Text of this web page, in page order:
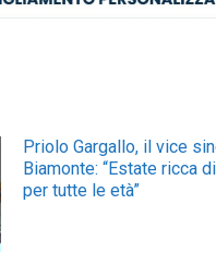
Priolo Gargallo, il vice
Biamonte: “Estate ricca
per tutte le età”